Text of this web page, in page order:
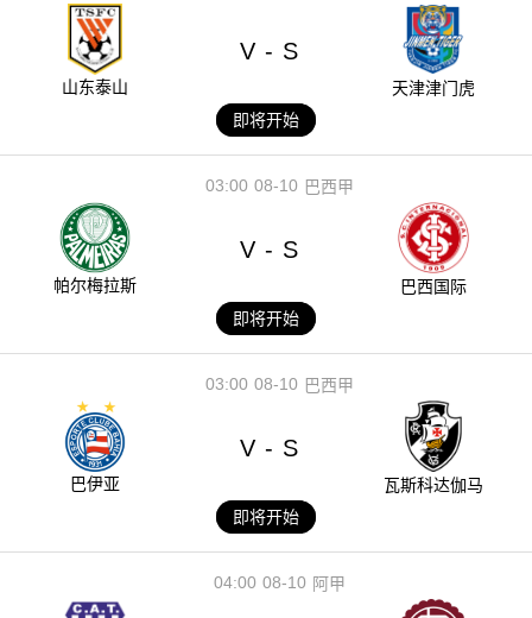
山东泰山
V - S
天津津门虎
即将开始
08-10
03:00 巴西甲
帕尔梅拉斯
V - S
巴西国际
即将开始
08-10
03:00 巴西甲
巴伊亚
V - S
瓦斯科达伽马
即将开始
08-10
04:00 阿甲